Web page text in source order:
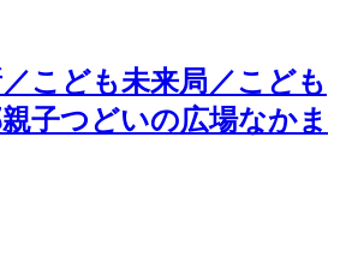
こども未来局／こども
子つどいの広場なかま